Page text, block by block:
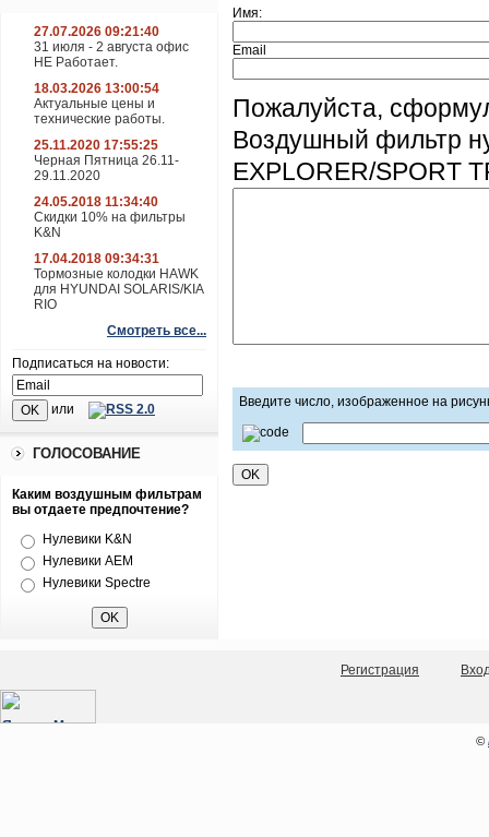
27.07.2026 09:21:40
31 июля - 2 августа офис
НЕ Работает.
18.03.2026 13:00:54
Актуальные цены и
технические работы.
25.11.2020 17:55:25
Черная Пятница 26.11-
29.11.2020
24.05.2018 11:34:40
Скидки 10% на фильтры
K&N
17.04.2018 09:34:31
Тормозные колодки HAWK
для HYUNDAI SOLARIS/KIA
RIO
Смотреть все...
Подписаться на новости:
или
ГОЛОСОВАНИЕ
Каким воздушным фильтрам
вы отдаете предпочтение?
Нулевики K&N
Нулевики AEM
Нулевики Spectre
Имя:
Email
Пожалуйста,
Воздушный фильтр
EXPLORER/SPORT
Введите число, изображенное на
Регистрация
©